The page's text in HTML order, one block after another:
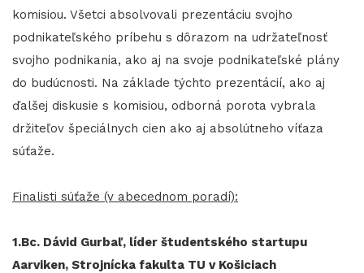
komisiou. Všetci absolvovali prezentáciu svojho
podnikateľského príbehu s dôrazom na udržateľnosť
svojho podnikania, ako aj na svoje podnikateľské plány
do budúcnosti. Na základe týchto prezentácií, ako aj
ďalšej diskusie s komisiou, odborná porota vybrala
držiteľov špeciálnych cien ako aj absolútneho víťaza
súťaže.
Finalisti súťaže (v abecednom poradí):
1.Bc. Dávid Gurbaľ, líder študentského startupu
Aarviken, Strojnícka fakulta TU v Košiciach